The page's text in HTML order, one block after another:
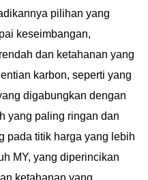
pilihan yang
keseimbangan,
dan ketahanan yang
karbon, seperti yang
digabungkan dengan
yang paling ringan dan
pada titik harga yang lebih
MY, yang diperincikan